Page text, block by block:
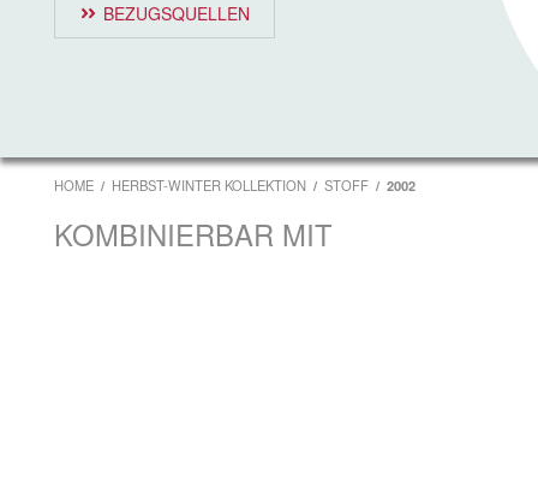
BEZUGSQUELLEN
HOME HERBST-WINTER KOLLEKTION STOFF 2002
KOMBINIERBAR MIT